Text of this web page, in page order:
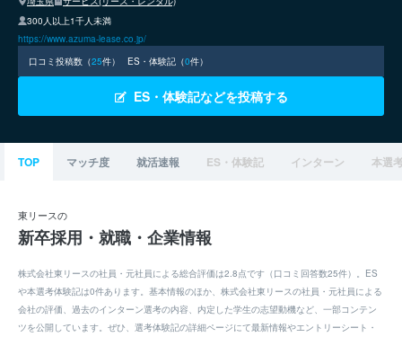
300人以上1千人未満
https://www.azuma-lease.co.jp/
口コミ投稿数（25件） ES・体験記（0件）
ES・体験記などを投稿する
TOP マッチ度 就活速報 ES・体験記 インターン 本選
東リースの
新卒採用・就職・企業情報
株式会社東リースの社員・元社員による総合評価は2.8点です（口コミ回答数25件）。ES
や本選考体験記は0件あります。基本情報のほか、株式会社東リースの社員・元社員による
会社の評価、過去のインターン選考の内容、内定した学生の志望動機など、一部コンテン
ツを公開しています。ぜひ、選考体験記の詳細ページにて最新情報やエントリーシート・